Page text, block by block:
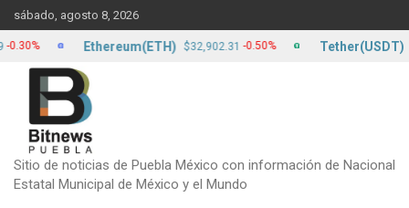
Skip
to
content
sábado, agosto 8, 2026
Sitio de noticias de Puebla México con información de Nacional
Estatal Municipal de México y el Mundo
Ethereum(ETH) $32,902.31 -0.50% Tether(USDT)